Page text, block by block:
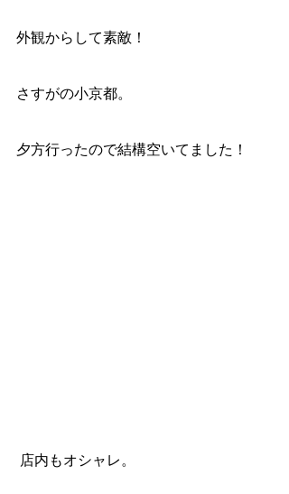
外観からして素敵！
さすがの小京都。
夕方行ったので結構空いてました！
店内もオシャレ。